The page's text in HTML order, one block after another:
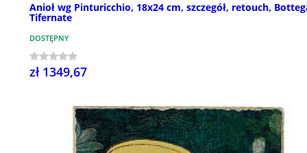
Anioł wg Pinturicchio, 18x24 cm, szczegół, retouch,
Tifernate
DOSTĘPNY
zł 1349,67